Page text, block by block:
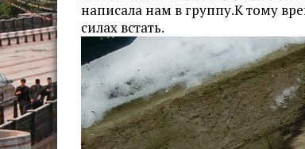
написала нам в группу.К тому
силах встать.